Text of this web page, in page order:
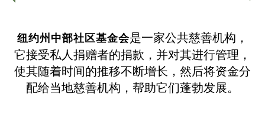
纽约州中部社区基金会是一家公共慈善机构，
它接受私人捐赠者的捐款，并对其进行管理，
使其随着时间的推移不断增长，然后将资金分
配给当地慈善机构，帮助它们蓬勃发展。